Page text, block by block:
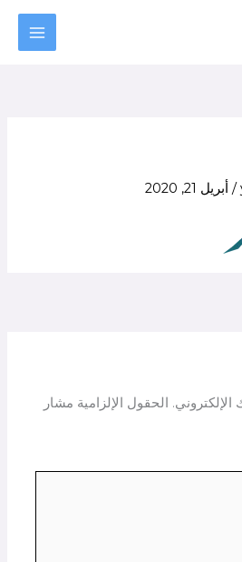
/ أبريل 21, 2020
الحقول الإلزامية مشار